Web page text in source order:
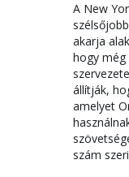
A New
akarja
hogy még
állítják,
amelyet
szám